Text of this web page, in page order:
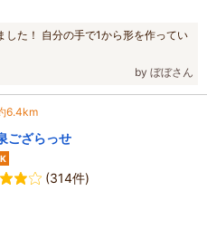
た！ 自分の手で1から形を作ってい
by ぼぼさん
6.4km
ござらっせ
(314件)